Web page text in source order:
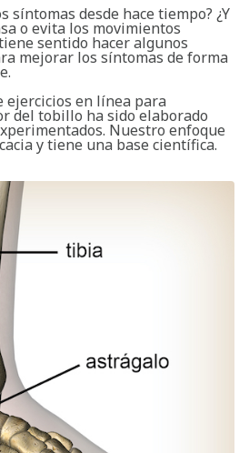
síntomas desde hace tiempo? ¿Y
o evita los movimientos
sentido hacer algunos
mejorar los síntomas de forma
ejercicios en línea para
del tobillo ha sido elaborado
Nuestro enfoque
y tiene una base científica.